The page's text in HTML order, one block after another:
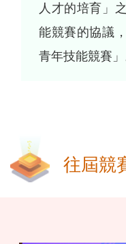
人才的培育」
能競賽的協議
青年技能競賽」
往屆競